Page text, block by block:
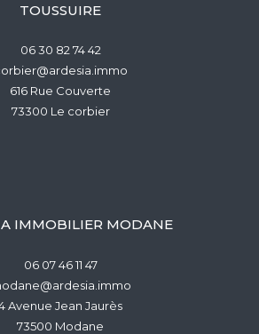
TOUSSUIRE
06 30 82 74 42
616 Rue Couverte
73300
le corbier
IMMOBILIER MODANE
06 07 46 11 47
Avenue Jean Jaurès
73500
modane